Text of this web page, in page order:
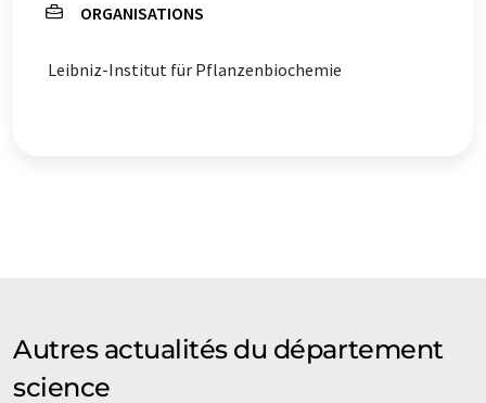
ORGANISATIONS
Leibniz-Institut für Pflanzenbiochemie
Autres actualités du département
science